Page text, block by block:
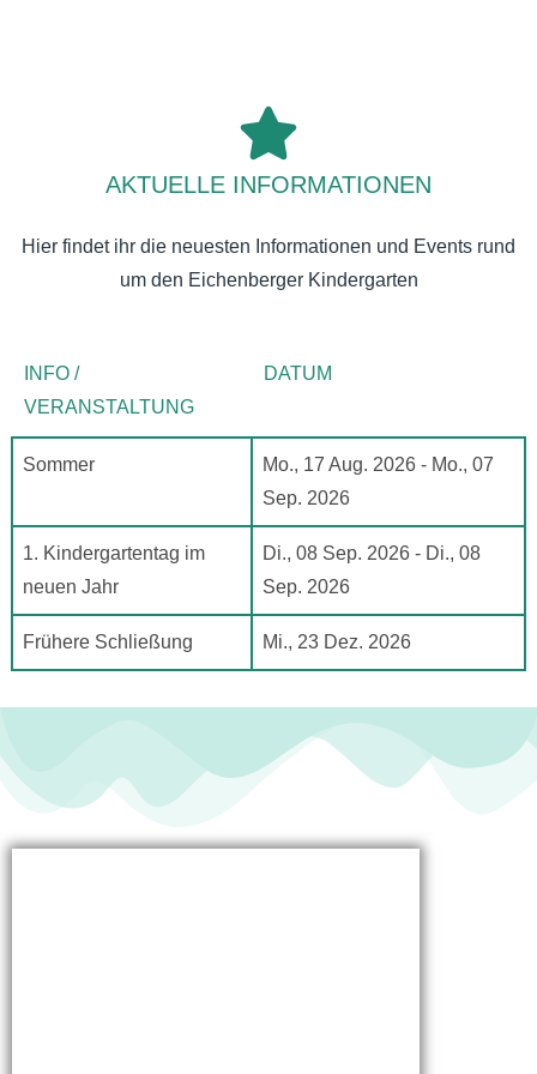
UNSER WALDKINDERGARTEN
ENTDECKEN SIE UNSEREN SCHÖNEN
WALDKINDERGARTEN
Hier klicken!
AKTUELLE INFORMATIONEN
Hier findet ihr die neuesten Informationen und Events rund
um den Eichenberger Kindergarten
INFO /
VERANSTALTUNG
DATUM
Sommer
Mo., 17 Aug. 2026 - Mo., 07
Sep. 2026
1. Kindergartentag im
neuen Jahr
Di., 08 Sep. 2026 - Di., 08
Sep. 2026
Frühere Schließung Mi., 23 Dez. 2026